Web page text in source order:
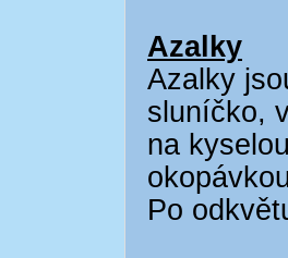
Azalky
Azalky
sluníčko,
na
Po